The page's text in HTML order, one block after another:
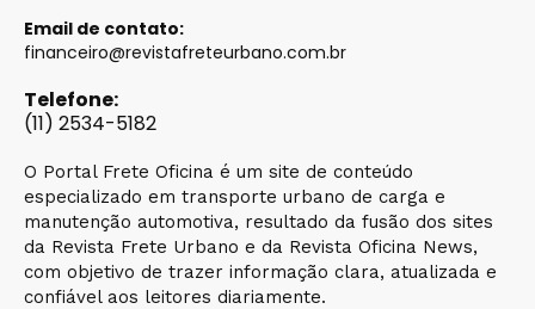
Email de contato:
financeiro@revistafreteurbano.com.br
Telefone:
(11) 2534-5182
O Portal Frete Oficina é um site de conteúdo
especializado em transporte urbano de carga e
manutenção automotiva, resultado da fusão dos sites
da Revista Frete Urbano e da Revista Oficina News,
com objetivo de trazer informação clara, atualizada e
confiável aos leitores diariamente.